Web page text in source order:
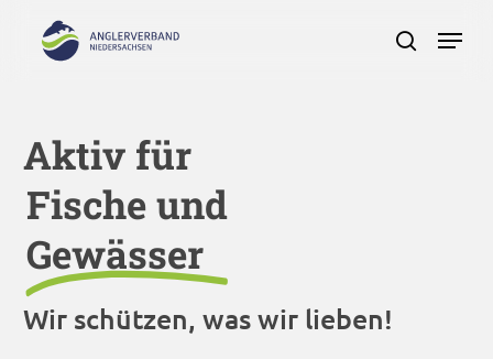
search
Menu
Aktiv für
Fische und
Gewässer
Wir schützen, was wir lieben!